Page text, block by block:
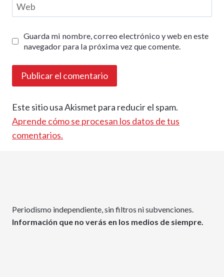
Web
Guarda mi nombre, correo electrónico y web en este
navegador para la próxima vez que comente.
Este sitio usa Akismet para reducir el spam.
Aprende cómo se procesan los datos de tus
comentarios.
Periodismo independiente, sin filtros ni subvenciones.
Información que no verás en los medios de siempre.